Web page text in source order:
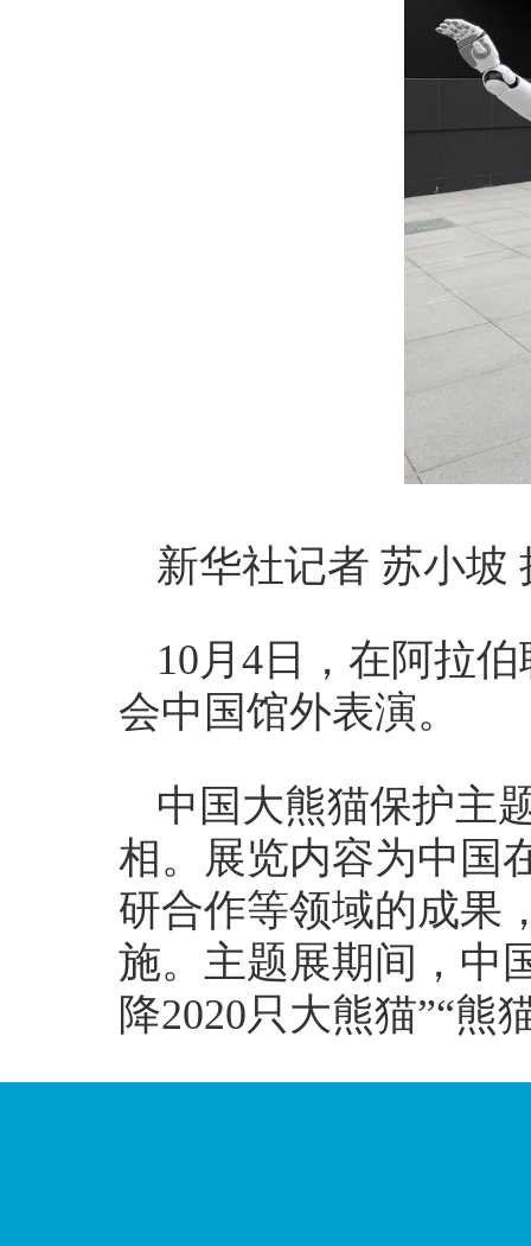
新华社记者 苏小坡
10月4日，在阿拉
会中国馆外表演。
中国大熊猫保护主
相。展览内容为中国
研合作等领域的成果
施。主题展期间，中
降2020只大熊猫”“熊